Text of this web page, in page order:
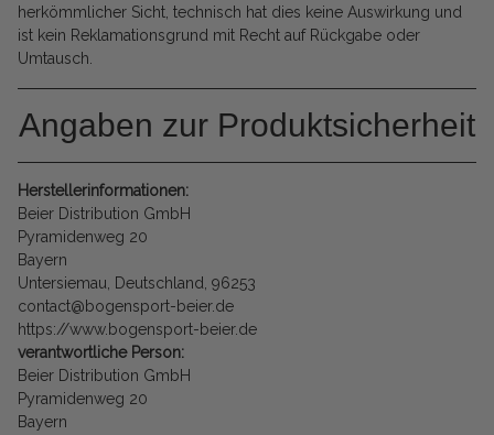
herkömmlicher Sicht, technisch hat dies keine Auswirkung und
ist kein Reklamationsgrund mit Recht auf Rückgabe oder
Umtausch.
Angaben zur Produktsicherheit
Herstellerinformationen:
Beier Distribution GmbH
Pyramidenweg 20
Bayern
Untersiemau, Deutschland, 96253
contact@bogensport-beier.de
https://www.bogensport-beier.de
verantwortliche Person:
Beier Distribution GmbH
Pyramidenweg 20
Bayern